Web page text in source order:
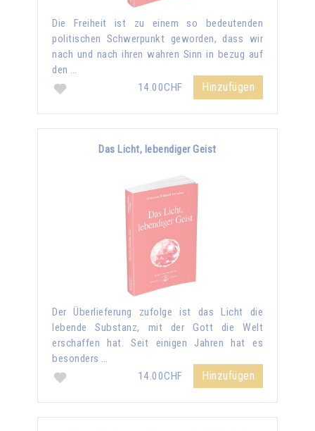
Die Freiheit ist zu einem so bedeutenden
politischen Schwerpunkt geworden, dass wir
nach und nach ihren wahren Sinn in bezug auf
den …
14.00CHF
Hinzufügen
Das Licht, lebendiger Geist
Der Überlieferung zufolge ist das Licht die
lebende Substanz, mit der Gott die Welt
erschaffen hat. Seit einigen Jahren hat es
besonders …
14.00CHF
Hinzufügen